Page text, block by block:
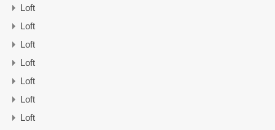
Loft
Loft
Loft
Loft
Loft
Loft
Loft